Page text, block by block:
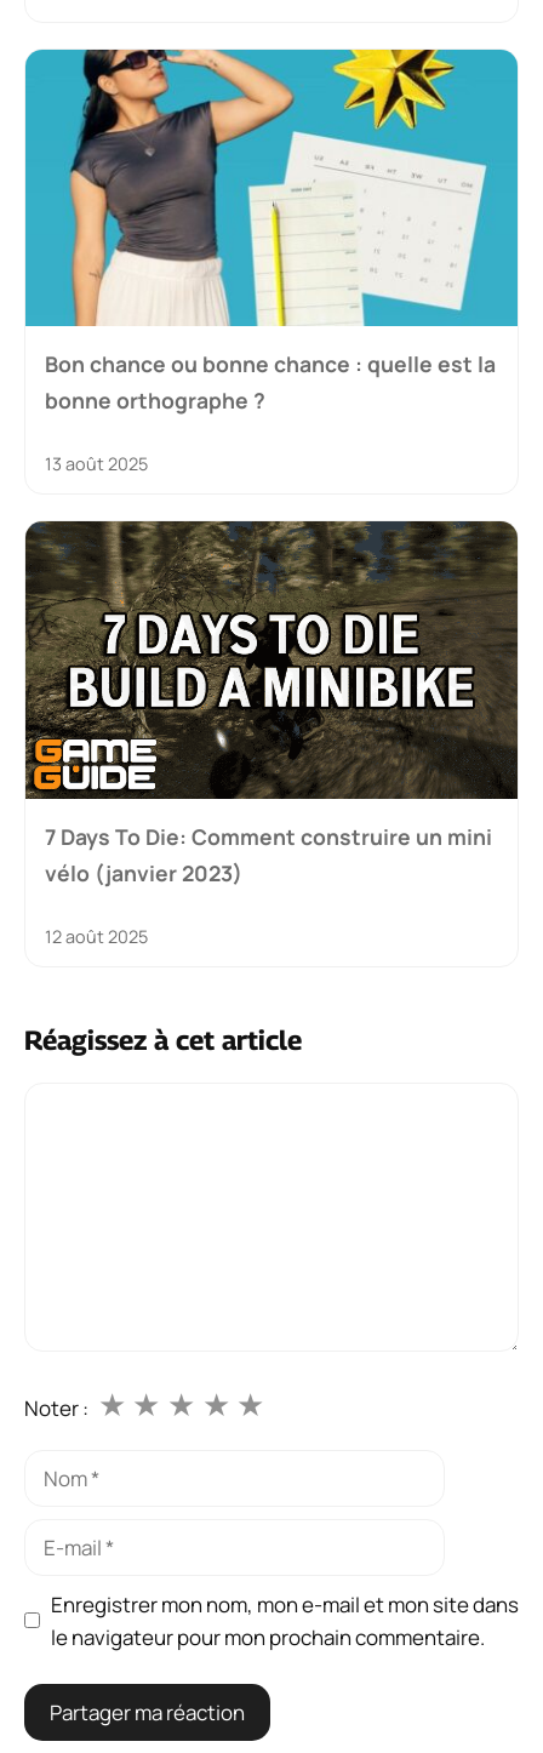
Bon chance ou bonne chance : quelle est la
bonne orthographe ?
13 août 2025
7 Days To Die: Comment construire un mini
vélo (janvier 2023)
12 août 2025
Réagissez à cet article
Noter : ★
★
★
★
★
Nom
Enregistrer mon nom, mon e-mail et mon site dans
le navigateur pour mon prochain commentaire.